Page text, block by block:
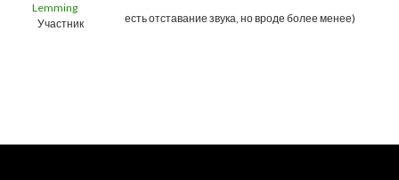
Lemming
Участник
есть отставание звука, но вроде более менее)